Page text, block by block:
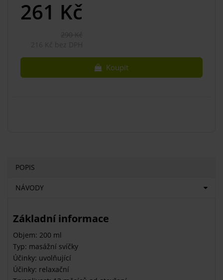
261 Kč
Koupit
POPIS
NÁVODY
Základní informace
Objem: 200 ml
Typ: masážní svíčky
Účinky: uvolňující
Účinky: relaxační